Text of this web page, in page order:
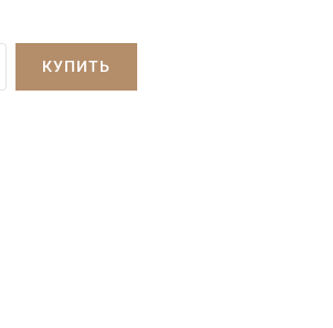
КУПИТЬ